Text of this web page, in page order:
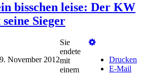
bisschen leise: Der KW
Sieger
November 2012
Drucken
E-Mail
Sie
endete
mit
einem